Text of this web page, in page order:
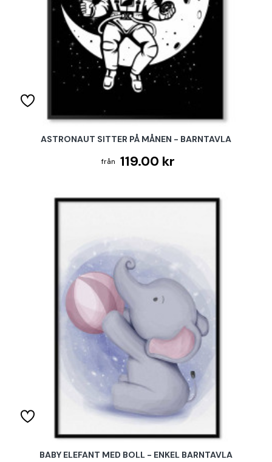
ASTRONAUT SITTER PÅ MÅNEN - BARNTAVLA
119.00 kr
BABY ELEFANT MED BOLL - ENKEL BARNTAVLA